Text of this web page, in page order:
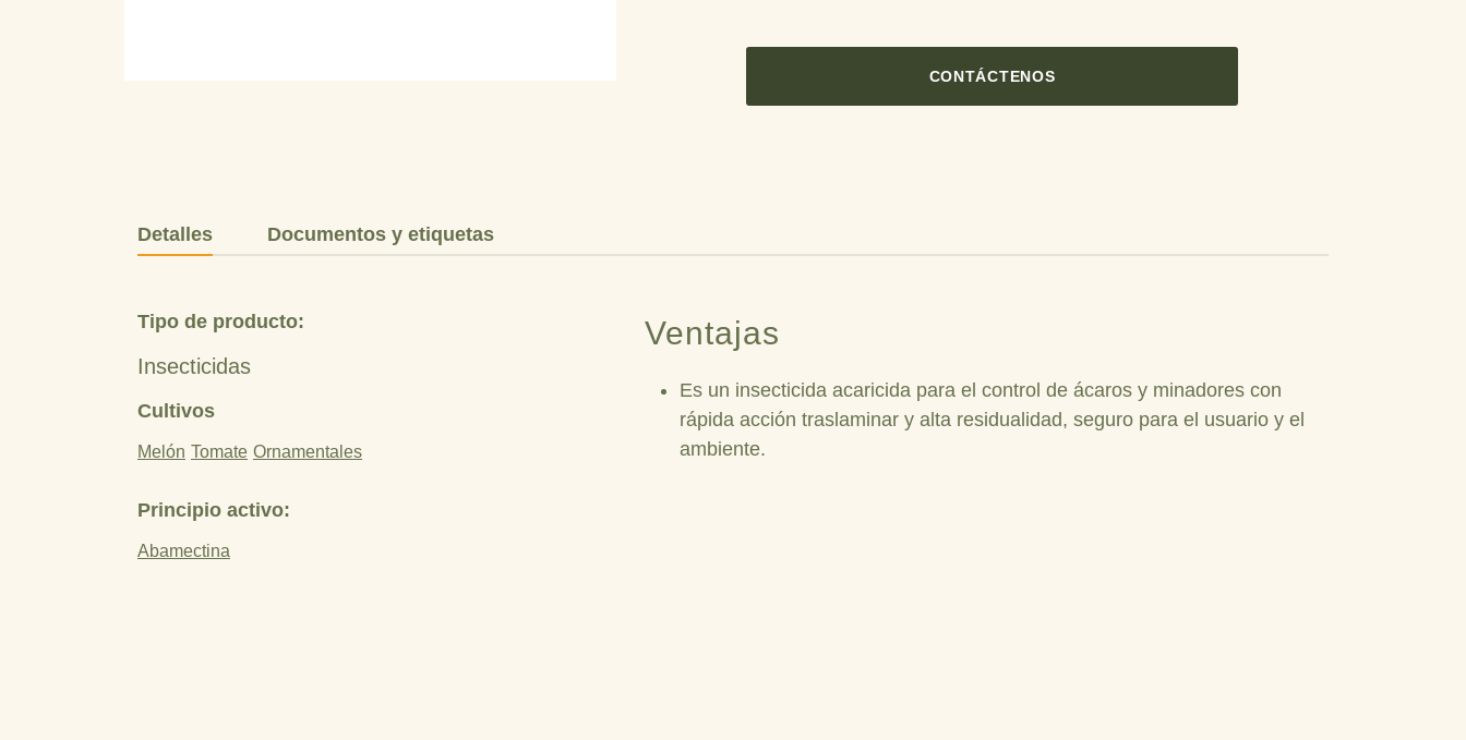
CONTÁCTENOS
Detalles Documentos y etiquetas
Tipo de producto:
Insecticidas
Cultivos
Melón Tomate Ornamentales
Principio activo:
Abamectina
Ventajas
Es un insecticida acaricida para el control de ácaros y minadores con
rápida acción traslaminar y alta residualidad, seguro para el usuario y el
ambiente.